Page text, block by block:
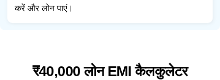
करें और लोन पाएं।
₹40,000 लोन EMI कैलकुलेटर